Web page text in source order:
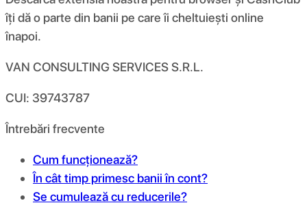
îți dă o parte din banii pe care îi cheltuiești online
înapoi.
VAN CONSULTING SERVICES S.R.L.
CUI: 39743787
Întrebări frecvente
Cum funcționează?
În cât timp primesc banii în cont?
Se cumulează cu reducerile?